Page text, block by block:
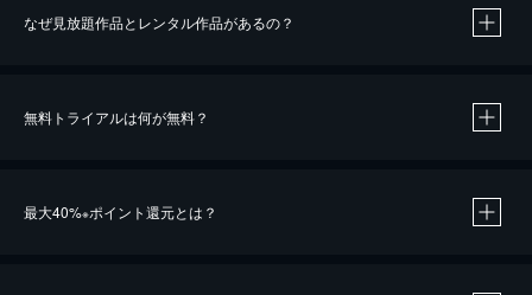
なぜ見放題作品とレンタル作品があるの？
無料トライアルは何が無料？
最大40%※ポイント還元とは？